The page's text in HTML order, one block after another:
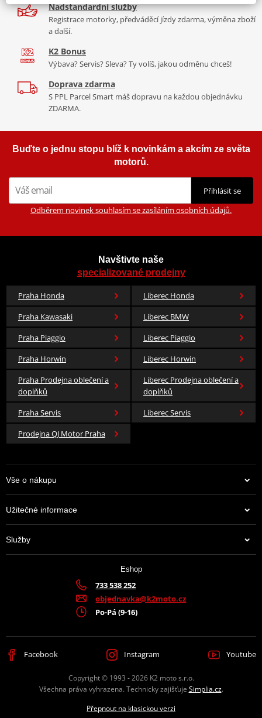
Nadstandardní služby
Registrace motorky, předváděcí jízdy zdarma, výměna zboží
a další.
K2 Bonus
Výbava? Servis? Sleva? Ty volíš, jakou odměnu chceš!
Doprava zdarma
S PPL Parcel Smart máš dopravu na každou objednávku
ZDARMA.
Buďte o jednu stopu blíž k novinkám a akcím ze světa
motorů.
Přihlásit se
Odběrem novinek souhlasím se zasíláním osobních údajů.
Navštivte naše
specializované prodejny
Praha Honda
Liberec Honda
Praha Kawasaki
Liberec BMW
Praha Piaggio
Liberec Piaggio
Praha Horwin
Liberec Horwin
Praha Prodejna oblečení a
doplňků
Liberec Prodejna oblečení a
doplňků
Praha Servis
Liberec Servis
Prodejna QJ Motor Praha
Vše o nákupu
Užitečné informace
Služby
Eshop
733 538 252
objednavka@k2moto.cz
Po-Pá (9-16)
Facebook Instagram Youtube
Copyright © 1993 - 2026 K2 moto s.r.o.
Všechna práva vyhrazena. Technicky zajišťuje Simplia.cz.
Přepnout na klasickou verzi